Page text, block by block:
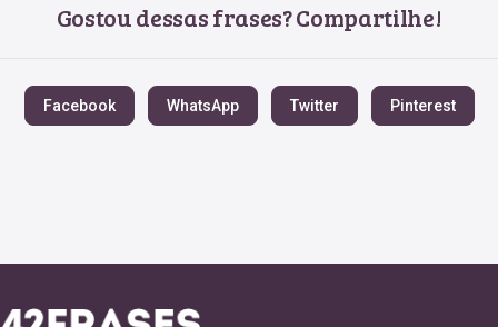
Gostou dessas frases? Compartilhe!
Facebook WhatsApp Twitter Pinterest